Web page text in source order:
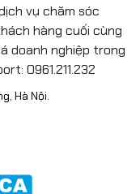
vụ chăm sóc
hàng cuối cùng
doanh nghiệp trong
0961.211.232
Hà Nội.